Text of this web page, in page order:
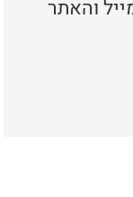
והאתר